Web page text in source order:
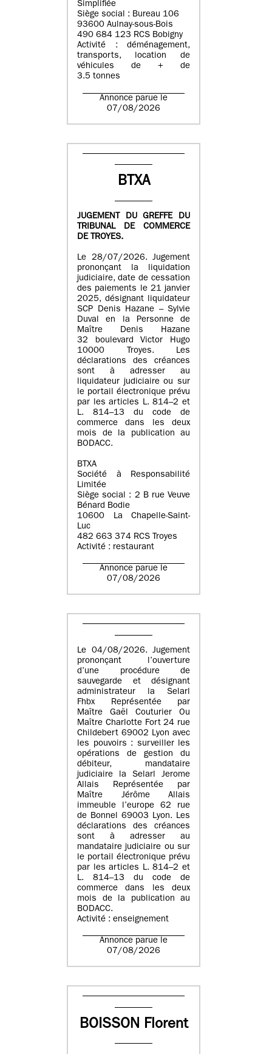
Simplifiée
Siège social : Bureau 106
93600 Aulnay-sous-Bois
490 684 123 RCS Bobigny
Activité : déménagement,
transports, location de
véhicules de + de
3.5 tonnes
Annonce parue le
07/08/2026
BTXA
JUGEMENT DU GREFFE DU
TRIBUNAL DE COMMERCE
DE TROYES.
Le 28/07/2026. Jugement
prononçant la liquidation
judiciaire, date de cessation
des paiements le 21 janvier
2025, désignant liquidateur
SCP Denis Hazane – Sylvie
Duval en la Personne de
Maître Denis Hazane
32 boulevard Victor Hugo
10000 Troyes. Les
déclarations des créances
sont à adresser au
liquidateur judiciaire ou sur
le portail électronique prévu
par les articles L. 814–2 et
L. 814–13 du code de
commerce dans les deux
mois de la publication au
BODACC.
BTXA
Société à Responsabilité
Limitée
Siège social : 2 B rue Veuve
Bénard Bodie
10600 La Chapelle-Saint-
Luc
482 663 374 RCS Troyes
Activité : restaurant
Annonce parue le
07/08/2026
Le 04/08/2026. Jugement
prononçant l’ouverture
d’une procédure de
sauvegarde et désignant
administrateur la Selarl
Fhbx Représentée par
Maître Gaël Couturier Ou
Maître Charlotte Fort 24 rue
Childebert 69002 Lyon avec
les pouvoirs : surveiller les
opérations de gestion du
débiteur, mandataire
judiciaire la Selarl Jerome
Allais Représentée par
Maître Jérôme Allais
immeuble l’europe 62 rue
de Bonnel 69003 Lyon. Les
déclarations des créances
sont à adresser au
mandataire judiciaire ou sur
le portail électronique prévu
par les articles L. 814–2 et
L. 814–13 du code de
commerce dans les deux
mois de la publication au
BODACC.
Activité : enseignement
Annonce parue le
07/08/2026
BOISSON Florent